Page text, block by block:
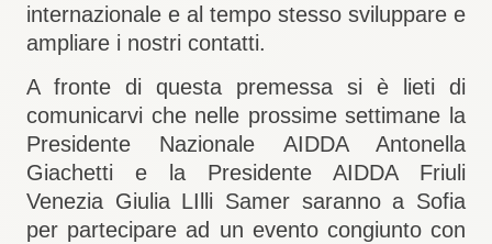
internazionale e al tempo stesso sviluppare e
ampliare i nostri contatti.
A fronte di questa premessa si è lieti di
comunicarvi che nelle prossime settimane la
Presidente Nazionale AIDDA Antonella
Giachetti e la Presidente AIDDA Friuli
Venezia Giulia LIlli Samer saranno a Sofia
per partecipare ad un evento congiunto con